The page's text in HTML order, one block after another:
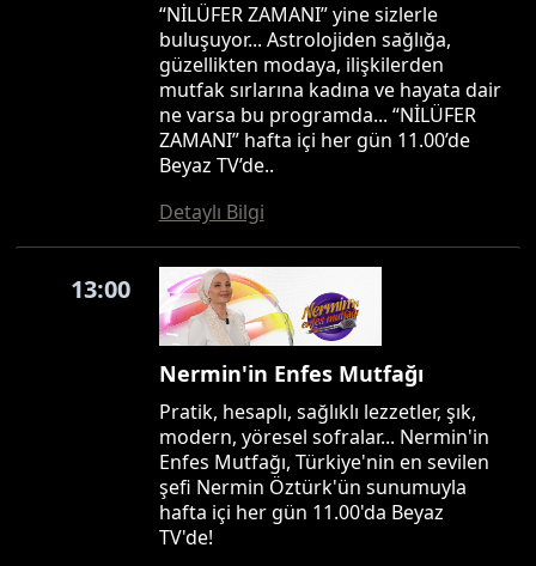
“NİLÜFER ZAMANI” yine sizlerle
buluşuyor... Astrolojiden sağlığa,
güzellikten modaya, ilişkilerden
mutfak sırlarına kadına ve hayata dair
ne varsa bu programda... “NİLÜFER
ZAMANI” hafta içi her gün 11.00’de
Beyaz TV’de..
Detaylı Bilgi
13:00
Nermin'in Enfes Mutfağı
Pratik, hesaplı, sağlıklı lezzetler, şık,
modern, yöresel sofralar... Nermin'in
Enfes Mutfağı, Türkiye'nin en sevilen
şefi Nermin Öztürk'ün sunumuyla
hafta içi her gün 11.00'da Beyaz
TV'de!